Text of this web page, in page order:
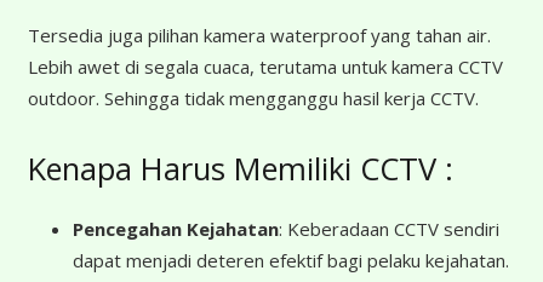
Tersedia juga pilihan kamera waterproof yang tahan air.
Lebih awet di segala cuaca, terutama untuk kamera CCTV
outdoor. Sehingga tidak mengganggu hasil kerja CCTV.
Kenapa Harus Memiliki CCTV :
Pencegahan Kejahatan: Keberadaan CCTV sendiri
dapat menjadi deteren efektif bagi pelaku kejahatan.